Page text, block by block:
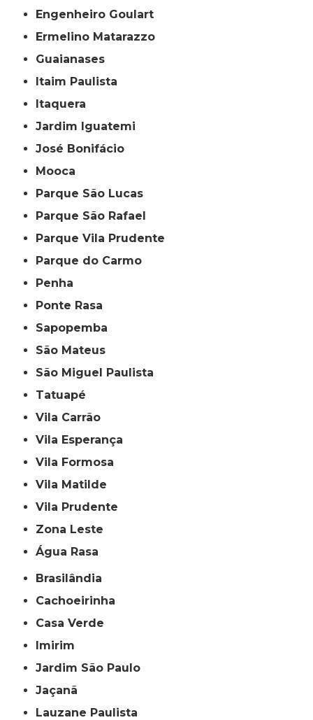
Engenheiro Goulart
Ermelino Matarazzo
Guaianases
Itaim Paulista
Itaquera
Jardim Iguatemi
José Bonifácio
Mooca
Parque São Lucas
Parque São Rafael
Parque Vila Prudente
Parque do Carmo
Penha
Ponte Rasa
Sapopemba
São Mateus
São Miguel Paulista
Tatuapé
Vila Carrão
Vila Esperança
Vila Formosa
Vila Matilde
Vila Prudente
Zona Leste
Água Rasa
Brasilândia
Cachoeirinha
Casa Verde
Imirim
Jardim São Paulo
Jaçanã
Lauzane Paulista